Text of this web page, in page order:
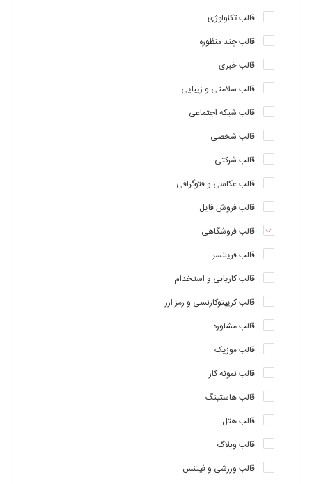
قالب تکنولوژی
قالب چند منظوره
قالب خبری
قالب سلامتی و زیبایی
قالب شبکه اجتماعی
قالب شخصی
قالب شرکتی
قالب عکاسی و فتوگرافی
قالب فروش فایل
قالب فروشگاهی
قالب فریلنسر
قالب کاریابی و استخدام
قالب کریپتوکارنسی و رمز ارز
قالب مشاوره
قالب موزیک
قالب نمونه کار
قالب هاستینگ
قالب هتل
قالب وبلاگ
قالب ورزشی و فیتنس